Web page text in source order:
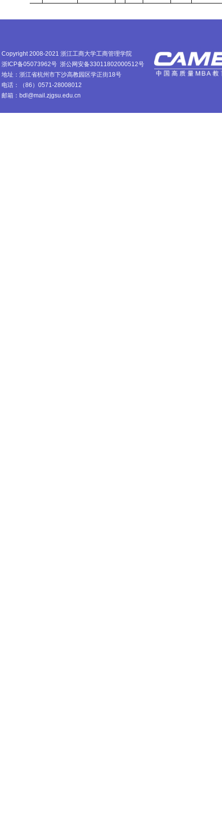
Copyright 2008-2021 浙江工商大学工商管理学院
浙ICP备05073962号 浙公网安备33011802000512号
地址：浙江省杭州市下沙高教园区学正街18号
电话：（86）0571-28008012
邮箱：bdl@mail.zjgsu.edu.cn